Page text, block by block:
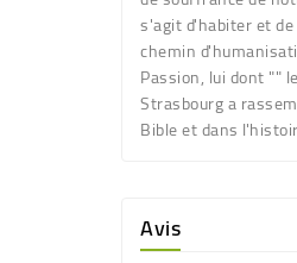
s'agit d'habiter et
chemin
Passion, lui dont ""
Strasbourg a
Bible et dans
Avis